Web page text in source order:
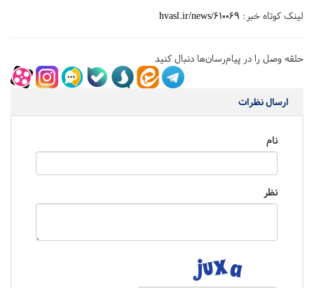
لینک کوتاه خبر: hvasl.ir/news/610069
حلقه وصل را در پیام‌رسان‌ها دنبال کنید
ارسال نظرات
نام
نظر